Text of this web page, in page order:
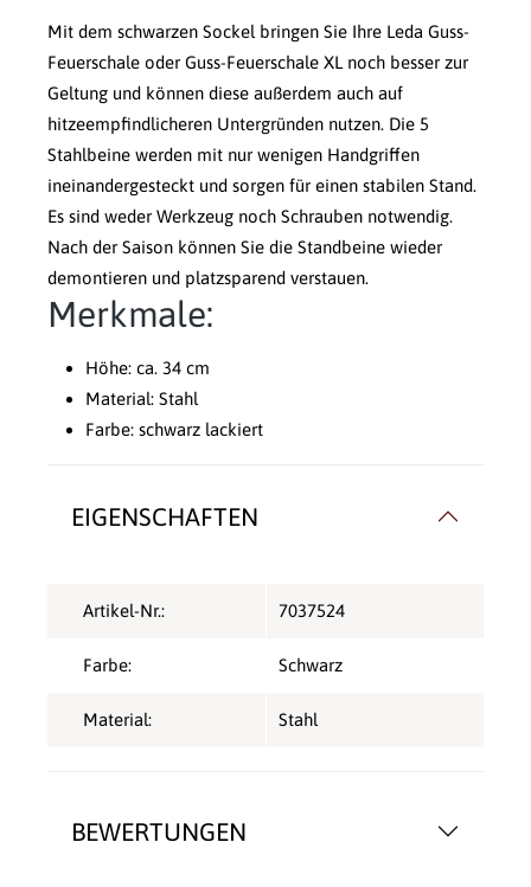
Mit dem schwarzen Sockel bringen Sie Ihre Leda Guss-
Feuerschale oder Guss-Feuerschale XL noch besser zur
Geltung und können diese außerdem auch auf
hitzeempfindlicheren Untergründen nutzen. Die 5
Stahlbeine werden mit nur wenigen Handgriffen
ineinandergesteckt und sorgen für einen stabilen Stand.
Es sind weder Werkzeug noch Schrauben notwendig.
Nach der Saison können Sie die Standbeine wieder
demontieren und platzsparend verstauen.
Merkmale:
Höhe: ca. 34 cm
Material: Stahl
Farbe: schwarz lackiert
BEWERTUNGEN
EIGENSCHAFTEN
Artikel-Nr.: 7037524
Farbe: Schwarz
Material: Stahl